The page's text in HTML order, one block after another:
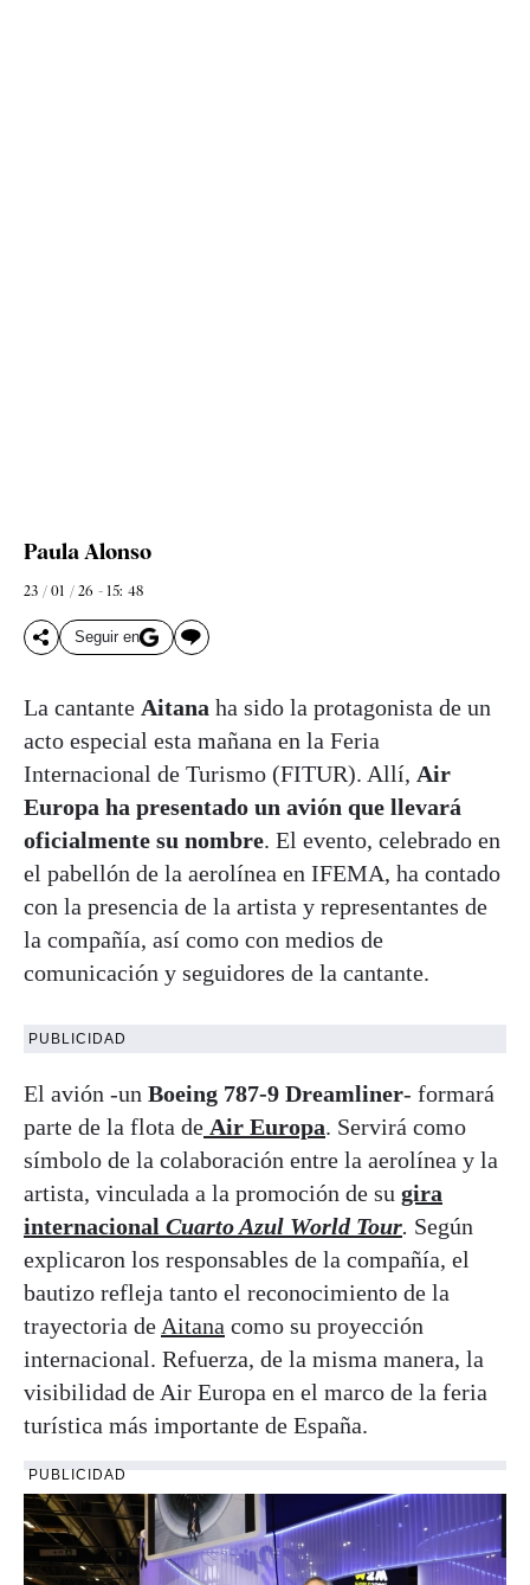
Paula Alonso
23 / 01 / 26 - 15: 48
Seguir en
La cantante Aitana ha sido la protagonista de un
acto especial esta mañana en la Feria
Internacional de Turismo (FITUR). Allí, Air
Europa ha presentado un avión que llevará
oficialmente su nombre. El evento, celebrado en
el pabellón de la aerolínea en IFEMA, ha contado
con la presencia de la artista y representantes de
la compañía, así como con medios de
comunicación y seguidores de la cantante.
PUBLICIDAD
El avión -un Boeing 787‑9 Dreamliner- formará
parte de la flota de Air Europa. Servirá como
símbolo de la colaboración entre la aerolínea y la
artista, vinculada a la promoción de su gira
internacional Cuarto Azul World Tour. Según
explicaron los responsables de la compañía, el
bautizo refleja tanto el reconocimiento de la
trayectoria de Aitana como su proyección
internacional. Refuerza, de la misma manera, la
visibilidad de Air Europa en el marco de la feria
turística más importante de España.
PUBLICIDAD